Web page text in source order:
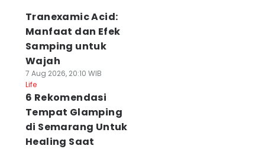
Tranexamic Acid:
Manfaat dan Efek
Samping untuk
Wajah
7 Aug 2026, 20:10 WIB
Life
6 Rekomendasi
Tempat Glamping
di Semarang Untuk
Healing Saat